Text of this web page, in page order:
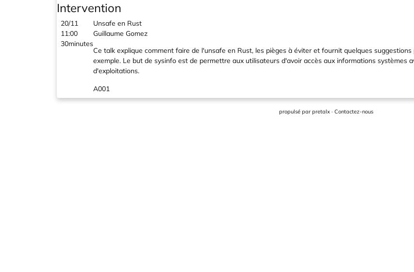
Intervention
20/11
11:00
30minutes
Unsafe en Rust
Guillaume Gomez
Ce talk explique comment faire de l'unsafe en Rust, les pièges à éviter et fournit quelques
exemple. Le but de sysinfo est de permettre aux utilisateurs d'avoir accès aux informations systèmes
d'exploitations.
A001
propulsé par pretalx · Contactez-nous